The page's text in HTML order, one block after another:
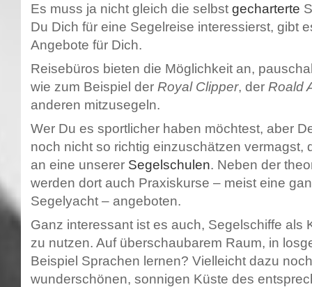
Es muss ja nicht gleich die selbst gecharterte
Du Dich für eine Segelreise interessierst, gibt
Angebote für Dich.
Reisebüros bieten die Möglichkeit an,
wie zum Beispiel der Royal Clipper, der Roald
anderen mitzusegeln.
Wer Du es sportlicher haben möchtest, aber
noch nicht so richtig einzuschätzen vermagst,
an eine unserer Segelschulen. Neben der
werden dort auch Praxiskurse – meist eine
Segelyacht – angeboten.
Ganz interessant ist es auch, Segelschiffe als
zu nutzen. Auf überschaubarem Raum, in
Beispiel Sprachen lernen? Vielleicht dazu
wunderschönen, sonnigen Küste des